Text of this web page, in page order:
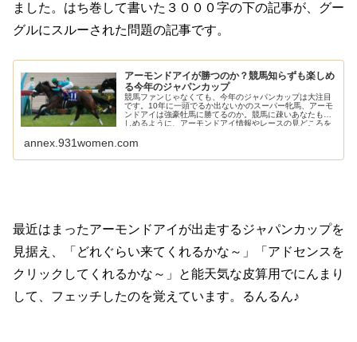
ました。はち巻して書いた３０００字の下の記事が、グー
グルにスルーされた問題の記事です。
アーモンドアイが勝つのか？競馬知らずも楽しめ
る今年のジャパンカップ
競馬ファンじゃなくても、今年のジャパンカップは大注目
です。10年に一頭でるか出ないかのスーパー牝馬、アーモ
ンドアイは強豪牡馬に勝てるのか。競馬に疎いあなたも楽
しめるように、アーモンドアイ情報やレースの見どころを
annex.931women.com
最近はまったアーモンドアイが出走するジャパンカップを
見据え、「どれぐらい来てくれるかな～」「アドセンスを
クリックしてくれるかな～」と能天気な皮算用でにんまり
して、フェッチしたのを覚えています。るんるん♪